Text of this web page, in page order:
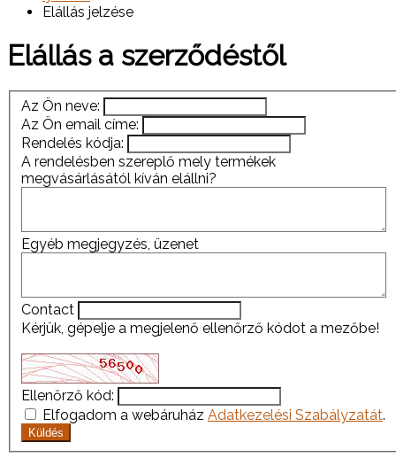
Elállás jelzése
Elállás a szerződéstől
Az Ön neve:
Az Ön email címe:
Rendelés kódja:
A rendelésben szereplő mely termékek
megvásárlásától kíván elállni?
Egyéb megjegyzés, üzenet
Contact
Kérjük, gépelje a megjelenő ellenőrző kódot a mezőbe!
Ellenőrző kód:
Elfogadom a webáruház Adatkezelési Szabályzatát.